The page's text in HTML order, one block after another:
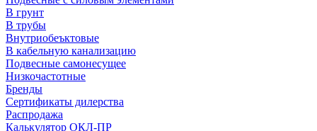
В грунт
В трубы
Внутриобеъктовые
В кабельную канализацию
Подвесные самонесущее
Низкочастотные
Бренды
Сертификаты дилерства
Распродажа
Калькулятор ОКЛ-ПР